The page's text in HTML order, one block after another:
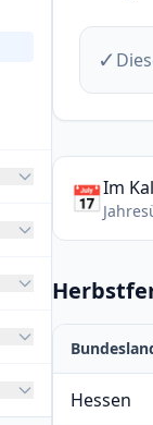
✓
📅Im
Hessen